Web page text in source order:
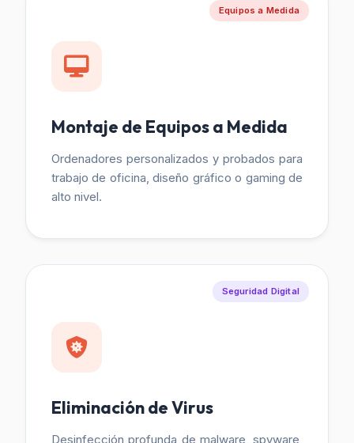
Equipos a Medida
Montaje de Equipos a Medida
Ordenadores personalizados y probados para
trabajo de oficina, diseño gráfico o gaming de
alto nivel.
Seguridad Digital
Eliminación de Virus
Desinfección profunda de malware, spyware,